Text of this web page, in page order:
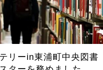
リーin東浦町中央図書